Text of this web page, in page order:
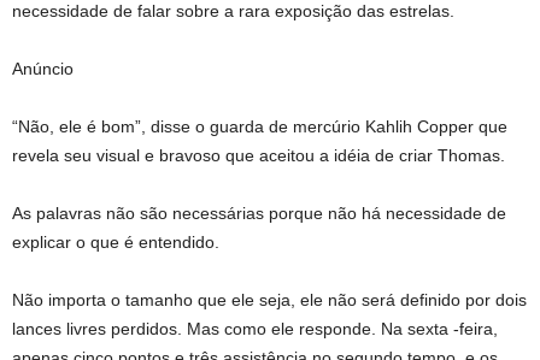
necessidade de falar sobre a rara exposição das estrelas.
Anúncio
“Não, ele é bom”, disse o guarda de mercúrio Kahlih Copper que
revela seu visual e bravoso que aceitou a idéia de criar Thomas.
As palavras não são necessárias porque não há necessidade de
explicar o que é entendido.
Não importa o tamanho que ele seja, ele não será definido por dois
lances livres perdidos. Mas como ele responde. Na sexta -feira,